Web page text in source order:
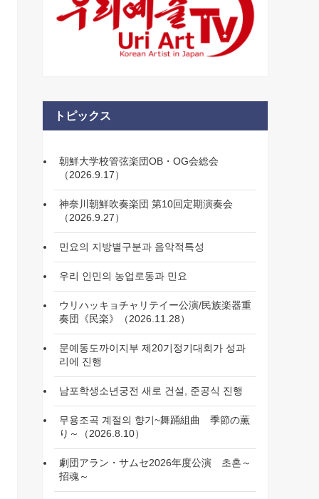
トピックス
朝鮮大学校管弦楽団OB・OG会総会
（2026.9.17）
神奈川朝鮮吹奏楽団 第10回定期演奏会
（2026.9.27）
민요의 지방별구분과 음악적특성
우리 인민의 농업로동과 민요
ウリハッキョチャリテイー公演/民族楽器重
奏団《民楽》（2026.11.28）
문예동도까이지부 제20기정기대회가 성과
리에 진행
남포학생소년궁전 새로 건설, 준공식 진행
무용조곡 계절의 향기~舞踊組曲 季節の薫
り～（2026.8.10）
劇団アラン・サムセ2026年度公演 초혼～
招魂～